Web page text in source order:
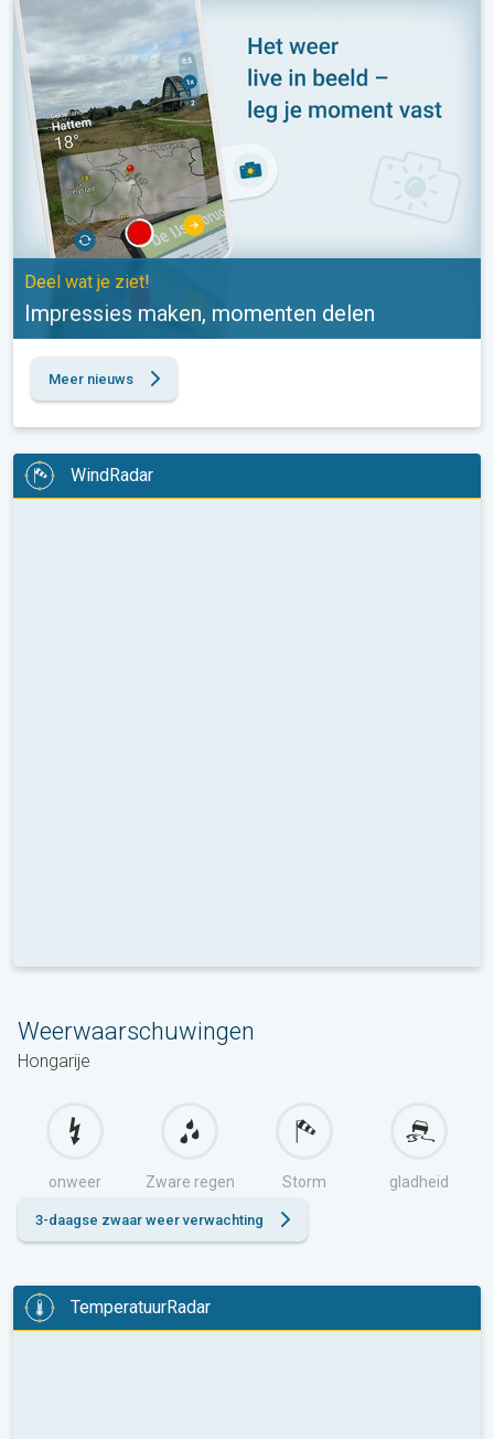
Impressies maken, momenten delen. Deel wat je ziet!. . .
Deel wat je ziet!
Impressies maken, momenten delen
Meer nieuws
WindRadar
Weerwaarschuwingen
Hongarije
onweer Zware regen Storm gladheid
3-daagse zwaar weer verwachting
TemperatuurRadar